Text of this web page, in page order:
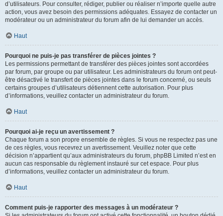
d’utilisateurs. Pour consulter, rédiger, publier ou réaliser n’importe quelle autre
action, vous avez besoin des permissions adéquates. Essayez de contacter un
modérateur ou un administrateur du forum afin de lui demander un accès.
Haut
Pourquoi ne puis-je pas transférer de pièces jointes ?
Les permissions permettant de transférer des pièces jointes sont accordées
par forum, par groupe ou par utilisateur. Les administrateurs du forum ont peut-
être désactivé le transfert de pièces jointes dans le forum concerné, ou seuls
certains groupes d’utilisateurs détiennent cette autorisation. Pour plus
d’informations, veuillez contacter un administrateur du forum.
Haut
Pourquoi ai-je reçu un avertissement ?
Chaque forum a son propre ensemble de règles. Si vous ne respectez pas une
de ces règles, vous recevrez un avertissement. Veuillez noter que cette
décision n’appartient qu’aux administrateurs du forum, phpBB Limited n’est en
aucun cas responsable du règlement instauré sur cet espace. Pour plus
d’informations, veuillez contacter un administrateur du forum.
Haut
Comment puis-je rapporter des messages à un modérateur ?